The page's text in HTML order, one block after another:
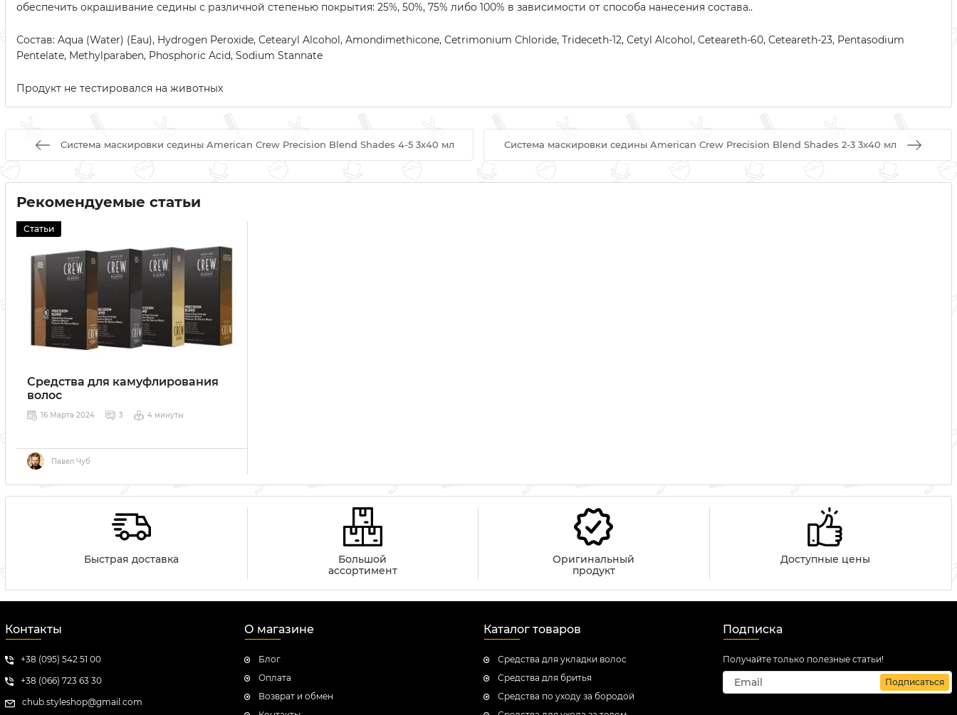
обеспечить окрашивание седины с различной степенью покрытия: 25%, 50%, 75% либо 100% в зависимости от способа нанесения состава..
Состав: Aqua (Water) (Eau), Hydrogen Peroxide, Cetearyl Alcohol, Amondimethicone, Cetrimonium Chloride, Trideceth-12, Cetyl Alcohol, Ceteareth-60, Ceteareth-23, Pentasodium
Pentelate, Methylparaben, Phosphoric Acid, Sodium Stannate
Продукт не тестировался на животных
Система маскировки седины American Crew Precision Blend Shades 4-5 3х40 мл Система маскировки седины American Crew Precision Blend Shades 2-3 3х40 мл
Рекомендуемые статьи
Статьи
Средства для камуфлирования
волос
16 Марта 2024 3 4 минуты
Павел Чуб
Быстрая доставка
Большой
ассортимент
Оригинальный
продукт
Доступные цены
Контакты
+38 (095) 542 51 00
+38 (066) 723 63 30
chub.styleshop@gmail.com
О магазине
Блог
Оплата
Возврат и обмен
Каталог товаров
Средства для укладки волос
Средства для бритья
Средства по уходу за бородой
Подписка
Получайте только полезные статьи!
Подписаться